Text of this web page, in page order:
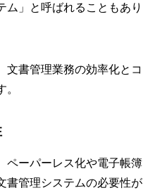
ム」と呼ばれることもあり
文書管理業務の効率化とコ
ペーパーレス化や電子帳簿
書管理システムの必要性が